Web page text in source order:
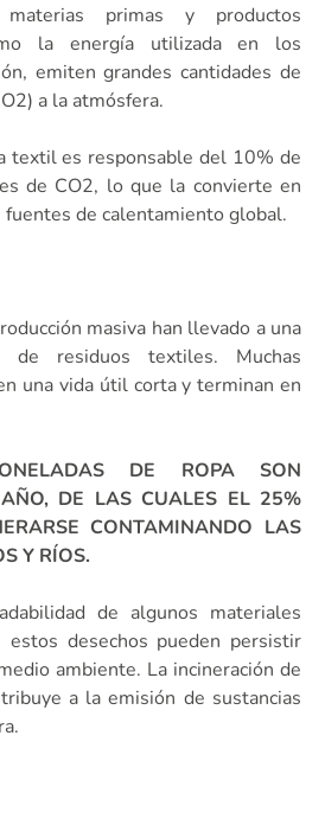
primas y productos
la energía utilizada en los
emiten grandes cantidades de
a la atmósfera.
textil es responsable del 10% de
de CO2, lo que la convierte en
fuentes de calentamiento global.
masiva han llevado a una
de residuos textiles. Muchas
una vida útil corta y terminan en
DE ROPA SON
DE LAS CUALES EL 25%
CONTAMINANDO LAS
Y RÍOS.
de algunos materiales
desechos pueden persistir
ambiente. La incineración de
a la emisión de sustancias